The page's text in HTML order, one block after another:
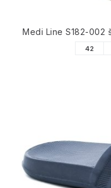
Medi Line S182-002
42